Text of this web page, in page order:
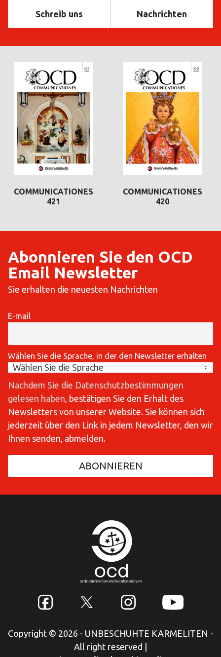
Schreib uns Nachrichten
COMMUNICATIONES
421
COMMUNICATIONES
420
Abonnieren Sie den OCD
Email Newsletter
Sie erhalten die neuesten Nachrichten
E-mail
Wählen Sie die Sprache, in der den Newsletter erhalten
Nachdem Sie die Datenschutzbestimmungen
gelesen haben, bestätigen Sie den Erhalt des
Newsletters von unserer Website. Sie können sich
jederzeit über den Link in jedem Newsletter, den wir
Ihnen senden, abmelden.
Copyright © 2026 - UNBESCHUHTE KARMELITEN -
All right reserved